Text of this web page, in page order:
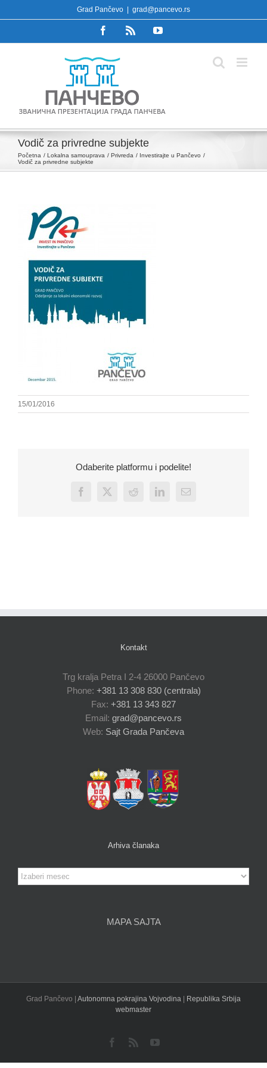
to
Grad Pančevo grad@pancevo.rs
FacebookRss YouTube
Vodič za privredne subjekte
Početna Lokalna samouprava Privreda
Investirajte u Pančevo
Vodič za privredne subjekte
15/01/2016
Odaberite platformu i podelite!
Facebook
X Reddit LinkedInEmail
Kontakt
Trg kralja Petra I 2-4 26000 Pančevo
Phone: +381 13 308 830 (centrala)
Fax: +381 13 343 827
Email: grad@pancevo.rs
Web: Sajt Grada Pančeva
Arhiva članaka
Arhiva
članaka
MAPA SAJTA
Grad Pančevo | Autonomna pokrajina Vojvodina | Republika Srbija
webmaster
Facebook
Rss YouTube